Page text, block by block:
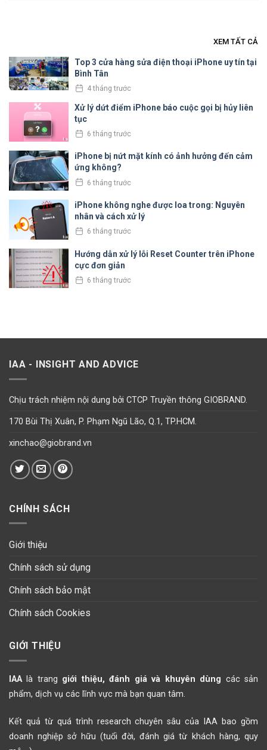
XEM TẤT CẢ
Top 3 cửa hàng sửa điện thoại iPhone uy tín tại
Bình Tân
4 tháng trước
Xử lý dứt điểm iPhone báo cuộc gọi bị hủy liên
tục
6 tháng trước
iPhone bị nứt mặt kính có ảnh hưởng đến cảm
ứng không?
6 tháng trước
iPhone không nghe được loa trong: Nguyên
nhân và cách xử lý
6 tháng trước
Hướng dẫn xử lý lỗi Reset Counter trên iPhone
cực đơn giản
6 tháng trước
IAA - INSIGHT AND ADVICE
Chịu trách nhiệm nội dung bởi CTCP Truyền thông GIOBRAND.
170 Bùi Thị Xuân, P. Phạm Ngũ Lão, Q.1, TP.HCM.
xinchao@giobrand.vn
CHÍNH SÁCH
Giới thiệu
Chính sách sử dụng
Chính sách bảo mật
Chính sách Cookies
GIỚI THIỆU
IAAlà trang giới thiệu, đánh giá và khuyên dùng các sản
phẩm, dịch vụ các lĩnh vực mà bạn quan tâm.
Kết quả từ quá trình research chuyên sâu của IAA bao gồm
doanh nghiệp sở hữu (tuổi đời, đánh giá từ khách hàng, quy